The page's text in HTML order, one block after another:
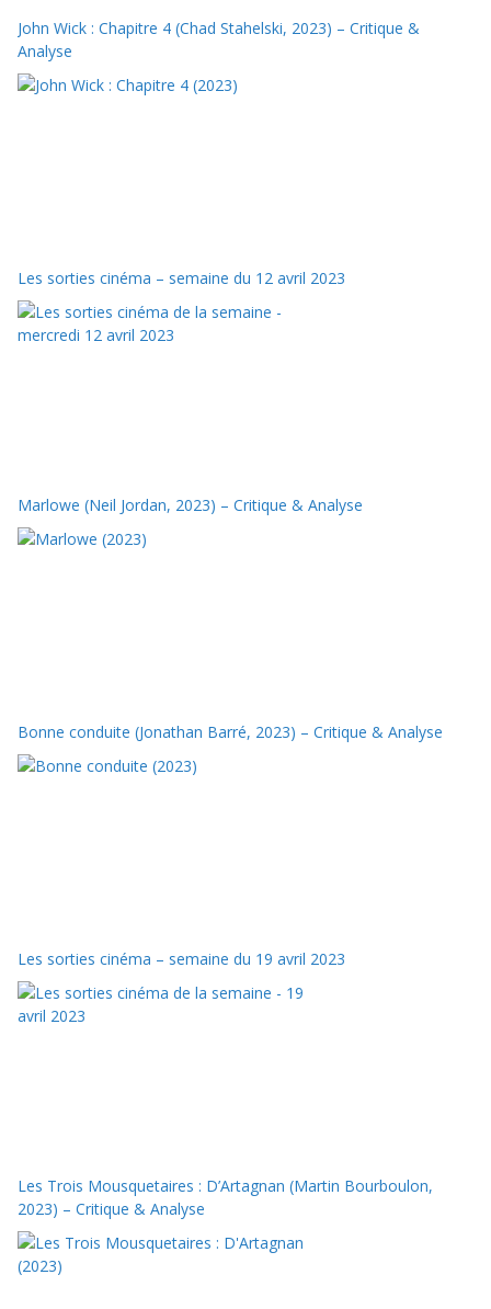
John Wick : Chapitre 4 (Chad Stahelski, 2023) – Critique &
Analyse
Les sorties cinéma – semaine du 12 avril 2023
Marlowe (Neil Jordan, 2023) – Critique & Analyse
Bonne conduite (Jonathan Barré, 2023) – Critique & Analyse
Les sorties cinéma – semaine du 19 avril 2023
Les Trois Mousquetaires : D’Artagnan (Martin Bourboulon,
2023) – Critique & Analyse